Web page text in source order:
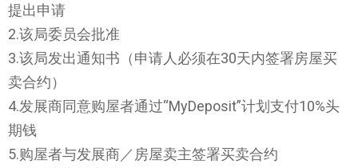
提出申请
2.该局委员会批准
3.该局发出通知书（申请人必须在30天内签署房屋买
卖合约）
4.发展商同意购屋者通过“MyDeposit”计划支付10%头
期钱
5.购屋者与发展商／房屋卖主签署买卖合约